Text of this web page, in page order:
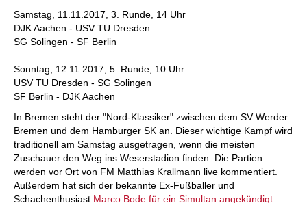
Samstag, 11.11.2017, 3. Runde, 14 Uhr
DJK Aachen - USV TU Dresden
SG Solingen - SF Berlin
Sonntag, 12.11.2017, 5. Runde, 10 Uhr
USV TU Dresden - SG Solingen
SF Berlin - DJK Aachen
In Bremen steht der "Nord-Klassiker" zwischen dem SV Werder
Bremen und dem Hamburger SK an. Dieser wichtige Kampf wird
traditionell am Samstag ausgetragen, wenn die meisten
Zuschauer den Weg ins Weserstadion finden. Die Partien
werden vor Ort von FM Matthias Krallmann live kommentiert.
Außerdem hat sich der bekannte Ex-Fußballer und
Schachenthusiast Marco Bode für ein Simultan angekündigt